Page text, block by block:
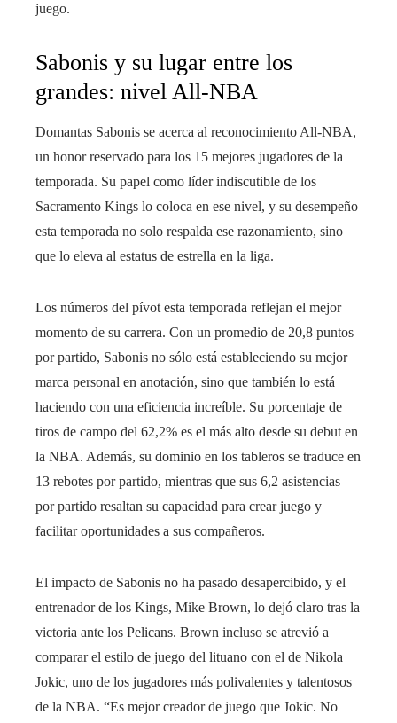
juego.
Sabonis y su lugar entre los
grandes: nivel All-NBA
Domantas Sabonis se acerca al reconocimiento All-NBA,
un honor reservado para los 15 mejores jugadores de la
temporada. Su papel como líder indiscutible de los
Sacramento Kings lo coloca en ese nivel, y su desempeño
esta temporada no solo respalda ese razonamiento, sino
que lo eleva al estatus de estrella en la liga.
Los números del pívot esta temporada reflejan el mejor
momento de su carrera. Con un promedio de 20,8 puntos
por partido, Sabonis no sólo está estableciendo su mejor
marca personal en anotación, sino que también lo está
haciendo con una eficiencia increíble. Su porcentaje de
tiros de campo del 62,2% es el más alto desde su debut en
la NBA. Además, su dominio en los tableros se traduce en
13 rebotes por partido, mientras que sus 6,2 asistencias
por partido resaltan su capacidad para crear juego y
facilitar oportunidades a sus compañeros.
El impacto de Sabonis no ha pasado desapercibido, y el
entrenador de los Kings, Mike Brown, lo dejó claro tras la
victoria ante los Pelicans. Brown incluso se atrevió a
comparar el estilo de juego del lituano con el de Nikola
Jokic, uno de los jugadores más polivalentes y talentosos
de la NBA. “Es mejor creador de juego que Jokic. No